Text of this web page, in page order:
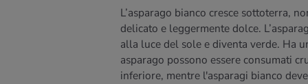
L’asparago bianco cresce sottoterra,
delicato e leggermente dolce.
alla luce del sole e diventa verde. Ha
asparago possono essere consumati
inferiore, mentre l'asparagi bianco